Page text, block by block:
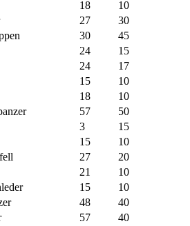
18
10
27
30
30
45
24
15
24
17
15
10
18
10
57
50
3
15
15
10
27
20
21
10
15
10
48
40
57
40